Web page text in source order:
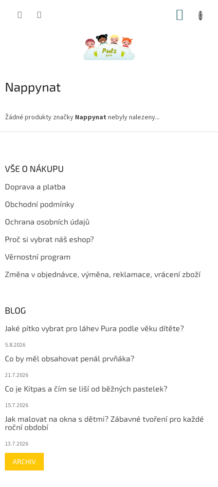
Nappynat
Žádné produkty značky Nappynat nebyly nalezeny...
VŠE O NÁKUPU
Doprava a platba
Obchodní podmínky
Ochrana osobních údajů
Proč si vybrat náš eshop?
Věrnostní program
Změna v objednávce, výměna, reklamace, vrácení zboží
BLOG
Jaké pítko vybrat pro láhev Pura podle věku dítěte?
5.8.2026
Co by měl obsahovat penál prvňáka?
21.7.2026
Co je Kitpas a čím se liší od běžných pastelek?
15.7.2026
Jak malovat na okna s dětmi? Zábavné tvoření pro každé
roční období
13.7.2026
ARCHIV